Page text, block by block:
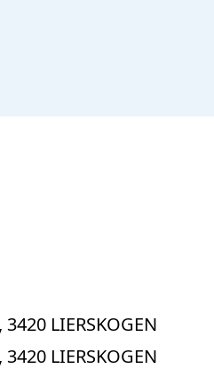
LIERSKOGEN
LIERSKOGEN